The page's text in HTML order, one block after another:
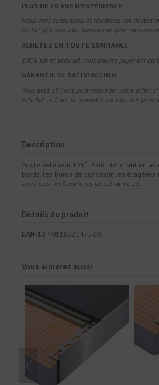
PLUS DE 20 ANS D'EXPÉRIENCE
Nous vous conseillons et résolvons vos doutes
l'achat, afin que vous puissiez profiter
ACHETEZ EN TOUTE CONFIANCE
100% sûr et sécurisé, vous pouvez payer par
GARANTIE DE SATISFACTION
Vous avez 15 jours pour retourner votre achat
satisfait et 2 ans de garantie sur tous nos
Description
Angle extérieur 135º. Profil décoratif en
bords, les bords de comptoir, les
avec des revêtements en céramique.
Détails du produit
EAN-13 4011832147500
Vous aimerez aussi